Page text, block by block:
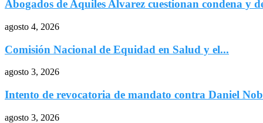
Abogados de Aquiles Alvarez cuestionan condena y
agosto 4, 2026
Comisión Nacional de Equidad en Salud y el...
agosto 3, 2026
Intento de revocatoria de mandato contra Daniel
agosto 3, 2026